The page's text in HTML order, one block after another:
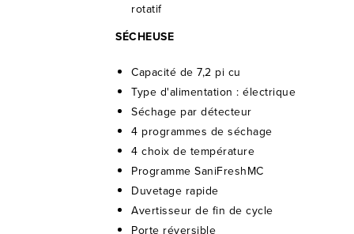
rotatif
SÉCHEUSE
Capacité de 7,2 pi cu
Type d'alimentation : électrique
Séchage par détecteur
4 programmes de séchage
4 choix de température
Programme SaniFreshMC
Duvetage rapide
Avertisseur de fin de cycle
Porte réversible